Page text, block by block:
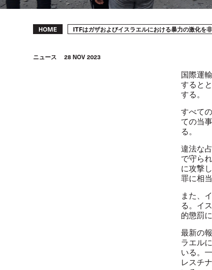
Breadcrumb
HOME ITFはガザおよびイスラエルにおける暴力の激化を
ニュース 28 NOV 2023
国際運
すると
する。
すべて
ての当
る。
違法な
で守ら
に攻撃
罪に相当
また、
る。イ
的懲罰
最新の
ラエル
いる。
レスチ